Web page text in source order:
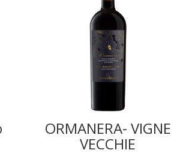
ORMANERA- VIGNE
VECCHIE